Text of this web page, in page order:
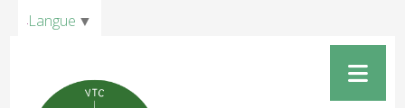
Langue ▼